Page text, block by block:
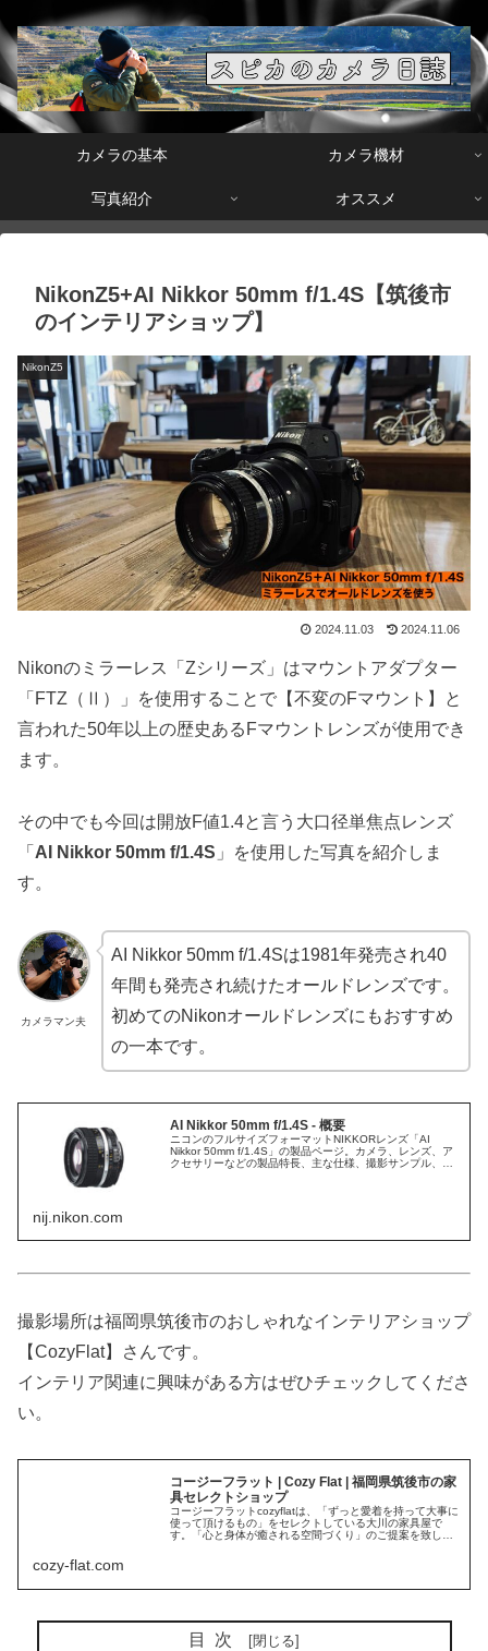
カメラの基本 カメラ機材
写真紹介 オススメ
NikonZ5+AI Nikkor 50mm f/1.4S【筑後市
のインテリアショップ】
NikonZ5
2024.11.03 2024.11.06
Nikonのミラーレス「Zシリーズ」はマウントアダプター
「FTZ（Ⅱ）」を使用することで【不変のFマウント】と
言われた50年以上の歴史あるFマウントレンズが使用でき
ます。
その中でも今回は開放F値1.4と言う大口径単焦点レンズ
「 AI Nikkor 50mm f/1.4S 」を使用した写真を紹介しま
す。
カメラマン夫
AI Nikkor 50mm f/1.4Sは1981年発売され40
年間も発売され続けたオールドレンズです。
初めてのNikonオールドレンズにもおすすめ
の一本です。
AI Nikkor 50mm f/1.4S - 概要
ニコンのフルサイズフォーマットNIKKORレンズ「AI
Nikkor 50mm f/1.4S」の製品ページ。カメラ、レンズ、ア
クセサリーなどの製品特長、主な仕様、撮影サンプル、関
nij.nikon.com
撮影場所は福岡県筑後市のおしゃれなインテリアショップ
【CozyFlat】さんです。
インテリア関連に興味がある方はぜひチェックしてくださ
い。
コージーフラット | Cozy Flat | 福岡県筑後市の家
具セレクトショップ
コージーフラットcozyflatは、「ずっと愛着を持って大事に
使って頂けるもの」をセレクトしている大川の家具屋で
す。「心と身体が癒される空間づくり」のご提案を致しま
cozy-flat.com
目次